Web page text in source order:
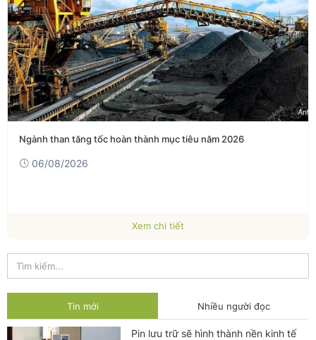
Ngành than tăng tốc hoàn thành mục tiêu năm 2026
06/08/2026
Xem chi tiết
Tin mới Nhiều người đọc
Pin lưu trữ sẽ hình thành nền kinh tế